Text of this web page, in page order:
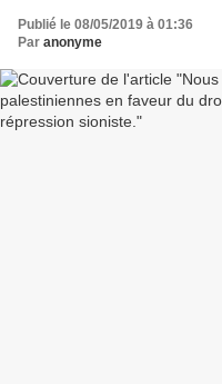
Publié le 08/05/2019 à 01:36
Par anonyme